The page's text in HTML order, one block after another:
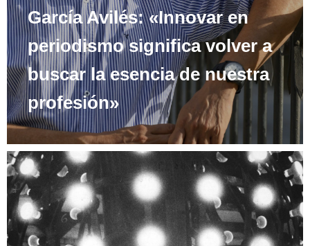
García Avilés: «Innovar en
periodismo significa volver a
buscar la esencia de nuestra
profesión»